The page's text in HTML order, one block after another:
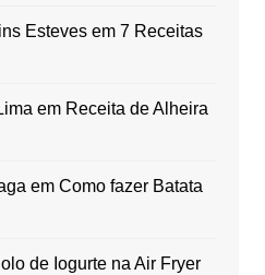
Estevesem 7 Receitas
em Receita de Alheira
em Como fazer Batata
de Iogurte na Air Fryer